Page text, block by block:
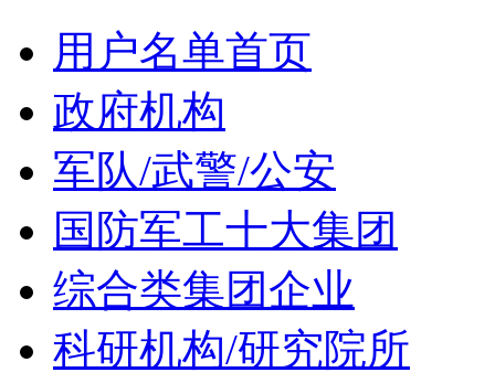
用户名单首页
政府机构
军队/武警/公安
国防军工十大集团
综合类集团企业
科研机构/研究院所